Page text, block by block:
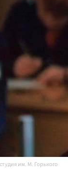
им. М. Горького